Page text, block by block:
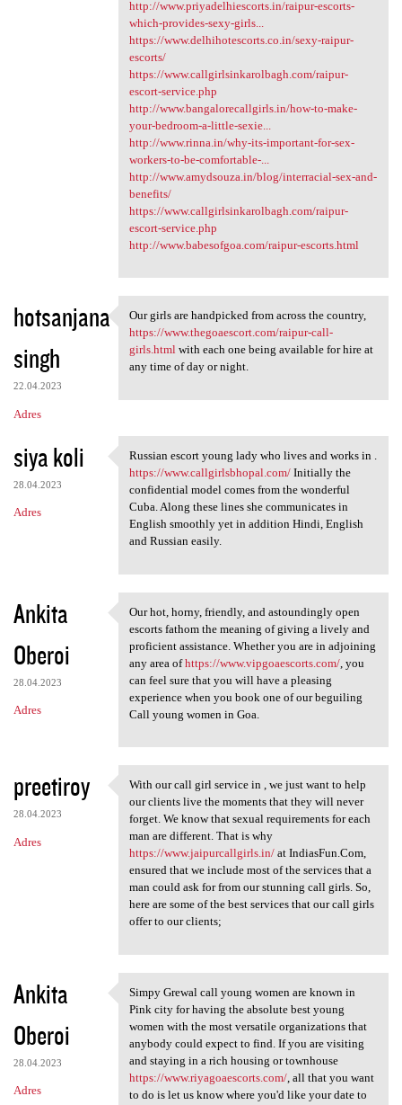
http://www.priyadelhiescorts.in/raipur-escorts-
which-provides-sexy-girls...
https://www.delhihotescorts.co.in/sexy-raipur-
escorts/
https://www.callgirlsinkarolbagh.com/raipur-
escort-service.php
http://www.bangalorecallgirls.in/how-to-make-
your-bedroom-a-little-sexie...
http://www.rinna.in/why-its-important-for-sex-
workers-to-be-comfortable-...
http://www.amydsouza.in/blog/interracial-sex-and-
benefits/
https://www.callgirlsinkarolbagh.com/raipur-
escort-service.php
http://www.babesofgoa.com/raipur-escorts.html
hotsanjana
singh
22.04.2023
Adres
Our girls are handpicked from
Our girls are handpicked from across the country,
https://www.thegoaescort.com/raipur-call-
girls.htmlwith each one being available for hire at
any time of day or night.
siya koli
28.04.2023
Adres
Russian escort young lady who
Russian escort young lady who lives and works in .
https://www.callgirlsbhopal.com/Initially the
confidential model comes from the wonderful
Cuba. Along these lines she communicates in
English smoothly yet in addition Hindi, English
and Russian easily.
Ankita
Oberoi
28.04.2023
Adres
Our hot, horny, friendly, and
Our hot, horny, friendly, and astoundingly open
escorts fathom the meaning of giving a lively and
proficient assistance. Whether you are in adjoining
any area ofhttps://www.vipgoaescorts.com/, you
can feel sure that you will have a pleasing
experience when you book one of our beguiling
Call young women in Goa.
preetiroy
28.04.2023
Adres
With our call girl service in
With our call girl service in , we just want to help
our clients live the moments that they will never
forget. We know that sexual requirements for each
man are different. That is why
https://www.jaipurcallgirls.in/at IndiasFun.Com,
ensured that we include most of the services that a
man could ask for from our stunning call girls. So,
here are some of the best services that our call girls
offer to our clients;
Ankita
Oberoi
28.04.2023
Adres
Simpy Grewal call young women
Simpy Grewal call young women are known in
Pink city for having the absolute best young
women with the most versatile organizations that
anybody could expect to find. If you are visiting
and staying in a rich housing or townhouse
https://www.riyagoaescorts.com/, all that you want
to do is let us know where you'd like your date to